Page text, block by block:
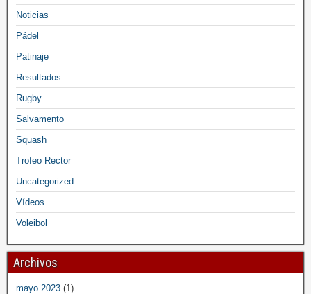
Noticias
Pádel
Patinaje
Resultados
Rugby
Salvamento
Squash
Trofeo Rector
Uncategorized
Vídeos
Voleibol
Archivos
mayo 2023 (1)